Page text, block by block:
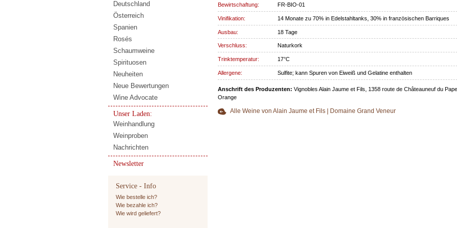
Bewirtschaftung: FR-BIO-01
Vinifikation: 14 Monate zu 70% in Edelstahltanks, 30% in französischen Barriques
Ausbau: 18 Tage
Verschluss: Naturkork
Trinktemperatur: 17°C
Allergene: Sulfite; kann Spuren von Eiweiß und Gelatine enthalten
Anschrift des Produzenten: Vignobles Alain Jaume et Fils, 1358 route de Châteauneuf du
Orange
Alle Weine von Alain Jaume et Fils | Domaine Grand Veneur
Deutschland
Österreich
Spanien
Rosés
Schaumweine
Spirituosen
Neuheiten
Neue Bewertungen
Wine Advocate
Unser Laden:
Weinhandlung
Weinproben
Nachrichten
Newsletter
Service - Info
Wie bestelle ich?
Wie bezahle ich?
Wie wird geliefert?